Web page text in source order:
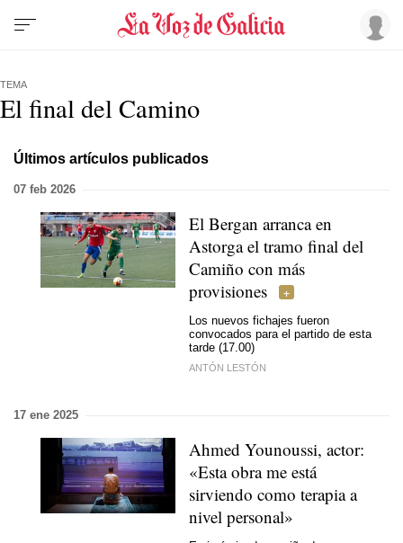
TEMA
El final del Camino
Últimos artículos publicados
07 feb 2026
El Bergan arranca en
Astorga el tramo final del
Camiño con más
provisiones
Los nuevos fichajes fueron
convocados para el partido de esta
tarde (17.00)
ANTÓN LESTÓN
17 ene 2025
Ahmed Younoussi, actor:
«Esta obra me está
sirviendo como terapia a
nivel personal»